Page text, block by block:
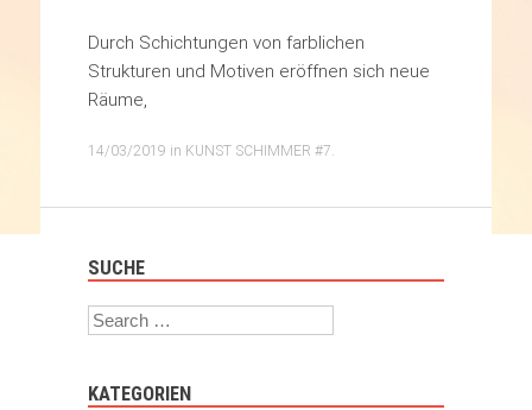
Durch Schichtungen von farblichen
Strukturen und Motiven eröffnen sich neue
Räume,
14/03/2019 in KUNST SCHIMMER #7.
SUCHE
Search
KATEGORIEN